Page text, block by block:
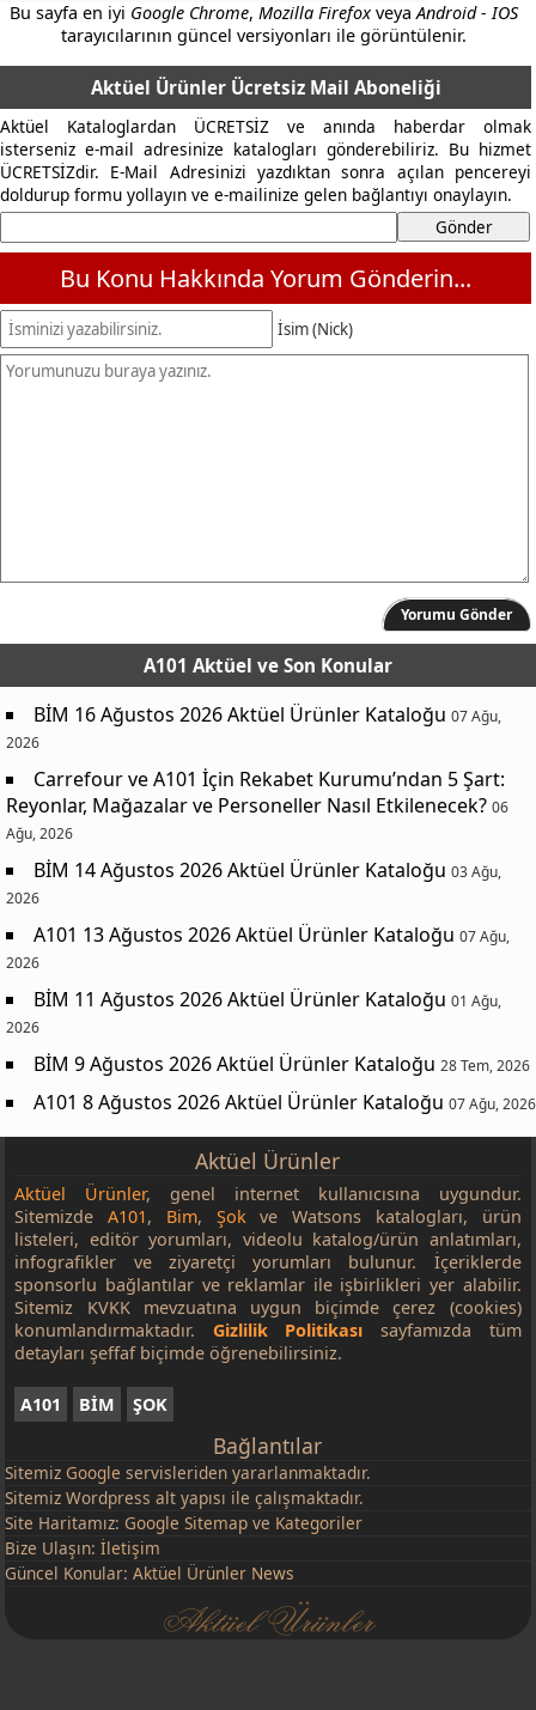
Bu sayfa en iyi Google Chrome,Mozilla Firefox veyaAndroid - IOS
tarayıcılarının güncel versiyonları ile görüntülenir.
Aktüel Ürünler Ücretsiz Mail Aboneliği
Aktüel Kataloglardan ÜCRETSİZ ve anında haberdar olmak
isterseniz e-mail adresinize katalogları gönderebiliriz. Bu hizmet
ÜCRETSİZdir. E-Mail Adresinizi yazdıktan sonra açılan pencereyi
doldurup formu yollayın ve e-mailinize gelen bağlantıyı onaylayın.
Bu Konu Hakkında Yorum Gönderin...
İsim (Nick)
Yorumu Gönder
A101 Aktüel ve Son Konular
BİM 16 Ağustos 2026 Aktüel Ürünler Kataloğu 07 Ağu,
2026
Carrefour ve A101 İçin Rekabet Kurumu’ndan 5 Şart:
Reyonlar, Mağazalar ve Personeller Nasıl Etkilenecek? 06
Ağu, 2026
BİM 14 Ağustos 2026 Aktüel Ürünler Kataloğu 03 Ağu,
2026
A101 13 Ağustos 2026 Aktüel Ürünler Kataloğu 07 Ağu,
2026
BİM 11 Ağustos 2026 Aktüel Ürünler Kataloğu 01 Ağu,
2026
BİM 9 Ağustos 2026 Aktüel Ürünler Kataloğu 28 Tem, 2026
A101 8 Ağustos 2026 Aktüel Ürünler Kataloğu 07 Ağu, 2026
Aktüel Ürünler
Aktüel Ürünler, genel internet kullanıcısına uygundur.
SitemizdeA101, Bim, Şokve Watsons katalogları, ürün
listeleri, editör yorumları, videolu katalog/ürün anlatımları,
infografikler ve ziyaretçi yorumları bulunur. İçeriklerde
sponsorlu bağlantılar ve reklamlar ile işbirlikleri yer alabilir.
Sitemiz KVKK mevzuatına uygun biçimde çerez (cookies)
konumlandırmaktadır. Gizlilik Politikası sayfamızda tüm
detayları şeffaf biçimde öğrenebilirsiniz.
A101 BİM ŞOK
Bağlantılar
Sitemiz Google servisleriden yararlanmaktadır.
Sitemiz Wordpress alt yapısı ile çalışmaktadır.
Site Haritamız: Google Sitemap ve Kategoriler
Bize Ulaşın:İletişim
Güncel Konular:Aktüel Ürünler News